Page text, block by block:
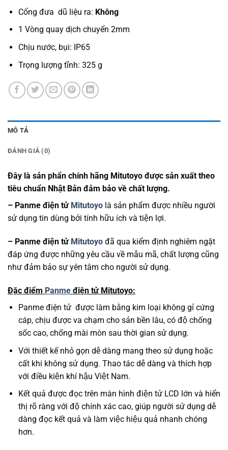
Cổng đưa dũ liệu ra: Không
1 Vòng quay dịch chuyển 2mm
Chịu nước, bụi: IP65
Trọng lượng tĩnh: 325 g
MÔ TẢ
ĐÁNH GIÁ (0)
Đây là sản phẩn chính hãng Mitutoyo được sản xuất theo
tiêu chuẩn Nhật Bản đảm bảo về chất lượng.
– Panme điện tửMitutoyo là sản phẩm được nhiều người
sử dụng tin dùng bởi tính hữu ích và tiện lợi.
– Panme điện tửMitutoyo đã qua kiểm định nghiêm ngặt
đáp ứng được những yêu cầu về mẫu mã, chất lượng cũng
như đảm bảo sự yên tâm cho người sử dụng.
Đặc điểm Panme điện tử Mitutoyo:
Panme điện tử được làm bằng kim loại không gỉ cứng
cáp, chịu được va chạm cho sản bền lâu, có độ chống
sốc cao, chống mài mòn sau thời gian sử dụng.
Với thiết kế nhỏ gọn dễ dàng mang theo sử dụng hoặc
cất khi không sử dụng. Thao tác dễ dàng và thích hợp
với điều kiện khí hậu Việt Nam.
Kết quả được đọc trên màn hình điện tử LCD lớn và hiển
thị rõ ràng với độ chính xác cao, giúp người sử dụng dễ
dàng đọc kết quả và làm việc hiệu quả nhanh chóng
hơn.